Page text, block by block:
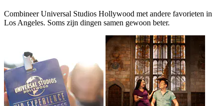
Combineer Universal Studios Hollywood met andere favorieten in
Los Angeles. Soms zijn dingen samen gewoon beter.